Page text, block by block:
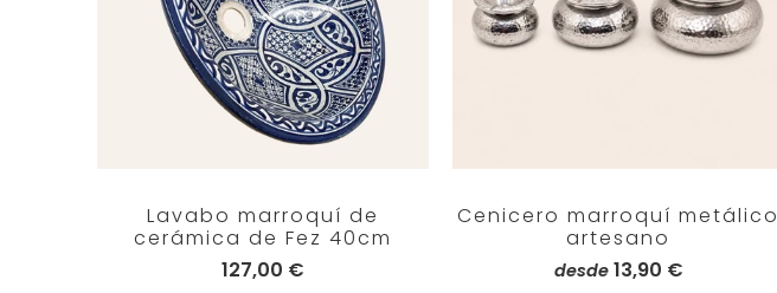
Lavabo marroquí de
cerámica de Fez 40cm
127,00 €
Cenicero marroquí metálico
artesano
desde 13,90 €